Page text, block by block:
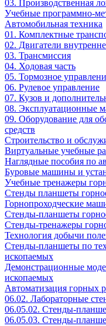
03. Производственная
Учебные программно-
Автомобильная техника
01. Комплектные
02. Двигатели
03. Трансмиссия
04. Ходовая часть
05. Тормозное
06. Рулевое управление
07. Кузов и
08. Эксплуатационные
09. Оборудование для
средств
Строительство и
Виртуальные учебные
Наглядные пособия по
Буровые машины и
Учебные тренажеры
Стенды планшеты
Горнопроходческие
Стенды-планшеты
Стенды-тренажеры
Технология добычи
Стенды-планшеты по
ископаемых
Демонстрационные
ископаемых
Автоматизация горных
06.02. Лабораторные
06.05.02. Стенды-
06.05.03. Стенды-